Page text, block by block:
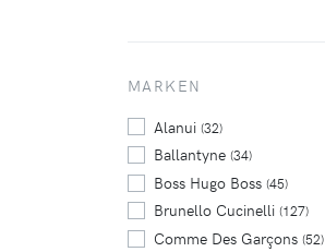
MARKEN
Alanui (32)
Ballantyne (34)
Boss Hugo Boss (45)
Brunello Cucinelli (127)
Comme Des Garçons (52)